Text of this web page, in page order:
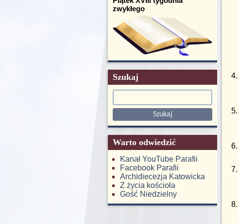
zwykłego
Szukaj
Warto odwiedzić
Kanał YouTube Parafii
Facebook Parafii
Archidiecezja Katowicka
Z życia kościoła
Gość Niedzielny